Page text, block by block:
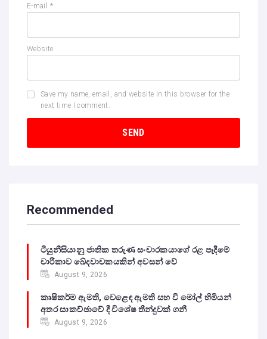
E-mail *
Website
Save my name, email, and website in this browser for the
next time I comment.
Recommended
ටියුනීසියානු ජාතික තරුණ සංචාරකයාගේ රළ පැදීමේ
චාරිකාව ඛේදවාචකයකින් අවසන් වේ‍
August 9, 2026
කෘෂිකර්ම ඇමති, වෙළෙඳ ඇමති සහ වී මෝල් හිමියන්
අතර සාකච්ඡාවේ දී විශේෂ තීන්දුවක් ගනී
August 9, 2026